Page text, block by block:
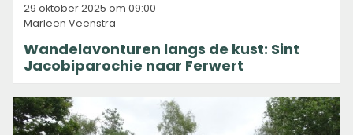
29 oktober 2025 om 09:00
Marleen Veenstra
Wandelavonturen langs de kust: Sint
Jacobiparochie naar Ferwert